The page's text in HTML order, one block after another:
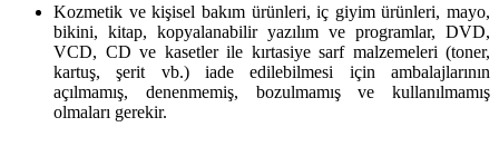
Kozmetik ve kişisel bakım ürünleri, iç giyim ürünleri, mayo,
bikini, kitap, kopyalanabilir yazılım ve programlar, DVD,
VCD, CD ve kasetler ile kırtasiye sarf malzemeleri (toner,
kartuş, şerit vb.) iade edilebilmesi için ambalajlarının
açılmamış, denenmemiş, bozulmamış ve kullanılmamış
olmaları gerekir.